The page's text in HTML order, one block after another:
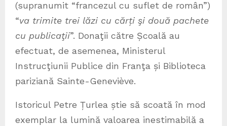
(supranumit “francezul cu suflet de român”)
“va trimite trei lăzi cu cărți şi două pachete
cu publicaţii”. Donaţii către Școală au
efectuat, de asemenea, Ministerul
Instrucţiunii Publice din Franţa și Biblioteca
pariziană Sainte-Geneviève.
Istoricul Petre Țurlea știe să scoată în mod
exemplar la lumină valoarea inestimabilă a